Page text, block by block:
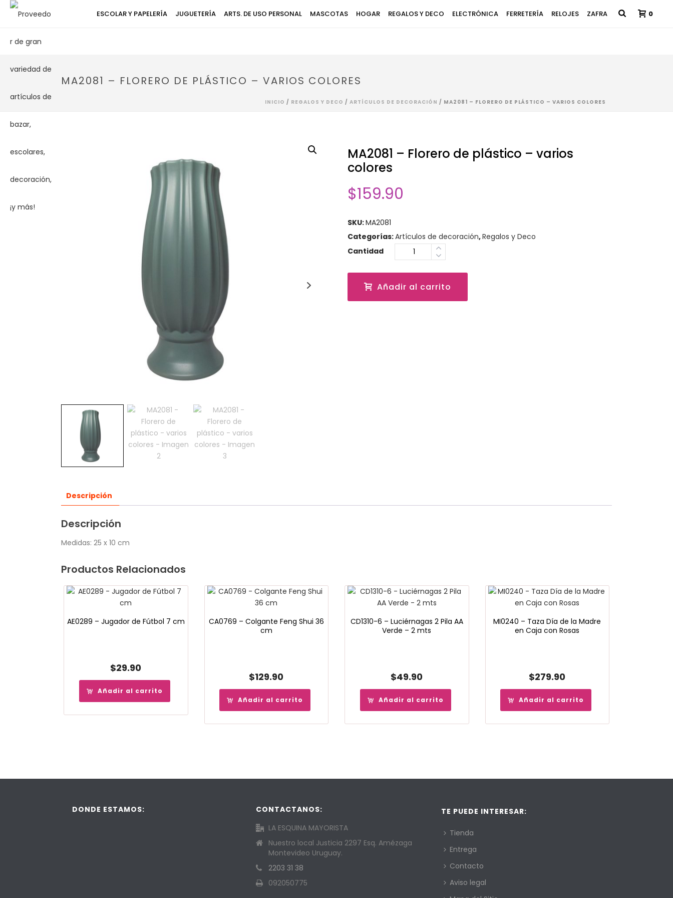
ESCOLAR Y PAPELERÍA JUGUETERÍA ARTS. DE USO PERSONAL MASCOTAS HOGAR REGALOS Y DECO ELECTRÓNICA FERRETERÍA RELOJES ZAFRA 0
MA2081 – FLORERO DE PLÁSTICO – VARIOS COLORES
INICIO / REGALOS Y DECO / ARTÍCULOS DE DECORACIÓN / MA2081 – FLORERO DE PLÁSTICO – VARIOS COLORES
MA2081 – Florero de plástico – varios
colores
$159.90
SKU:MA2081
Categorías:Artículos de decoración,Regalos y Deco
Cantidad
Añadir al carrito
Descripción
Descripción
Medidas: 25 x 10 cm
Productos Relacionados
AE0289 – Jugador de Fútbol 7 cm
$29.90
Añadir al carrito
CA0769 – Colgante Feng Shui 36
cm
$129.90
Añadir al carrito
CD1310-6 – Luciérnagas 2 Pila AA
Verde – 2 mts
$49.90
Añadir al carrito
MI0240 – Taza Día de la Madre
en Caja con Rosas
$279.90
Añadir al carrito
DONDE ESTAMOS:
CONTACTANOS:
LA ESQUINA MAYORISTA
Nuestro local Justicia 2297 Esq. Amézaga
Montevideo Uruguay.
2203 31 38
092050775
TE PUEDE INTERESAR:
Tienda
Entrega
Contacto
Aviso legal